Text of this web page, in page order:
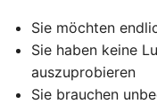
Sie möchten
Sie haben keine
auszuprobieren
Sie brauchen